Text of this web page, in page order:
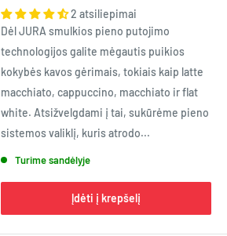
2 atsiliepimai
Dėl JURA smulkios pieno putojimo
technologijos galite mėgautis puikios
kokybės kavos gėrimais, tokiais kaip latte
macchiato, cappuccino, macchiato ir flat
white. Atsižvelgdami į tai, sukūrėme pieno
sistemos valiklį, kuris atrodo...
Turime sandėlyje
Įdėti į krepšelį